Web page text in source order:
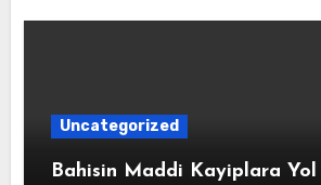
Uncategorized
Bahisin Maddi Kayiplara Yol